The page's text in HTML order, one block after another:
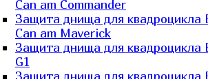
Can am Commander
Защита днища для квадроцикла
Can am Maverick
Защита днища для квадроцикла
G1
Защита днища для квадроцикла